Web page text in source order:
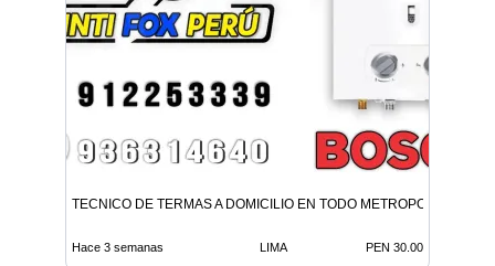
TECNICO DE TERMAS A DOMICILIO EN TODO METROPOLITANA
Hace 3 semanas LIMA PEN 30.00